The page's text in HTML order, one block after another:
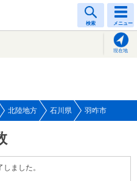
検索 メニュー
現在地
北陸地方 石川県 羽咋市
ました。